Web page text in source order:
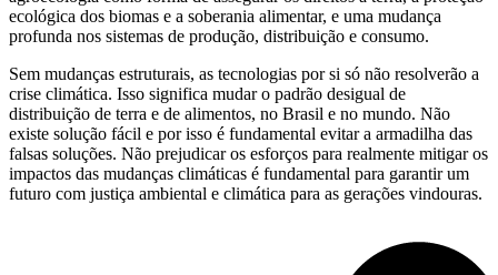
ecológica dos biomas e a soberania alimentar, e uma mudança
profunda nos sistemas de produção, distribuição e consumo.
Sem mudanças estruturais, as tecnologias por si só não resolverão a
crise climática. Isso significa mudar o padrão desigual de
distribuição de terra e de alimentos, no Brasil e no mundo. Não
existe solução fácil e por isso é fundamental evitar a armadilha das
falsas soluções. Não prejudicar os esforços para realmente mitigar os
impactos das mudanças climáticas é fundamental para garantir um
futuro com justiça ambiental e climática para as gerações vindouras.